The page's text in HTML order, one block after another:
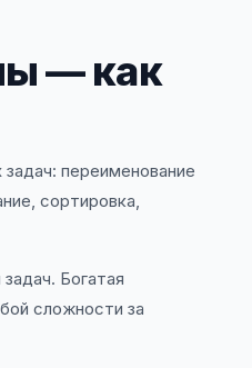
— как
переименование
сортировка,
Богатая
сложности за